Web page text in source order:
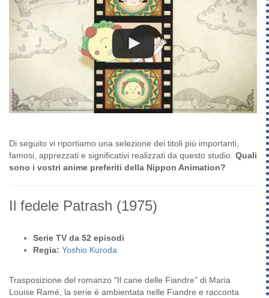
Di seguito vi riportiamo una selezione dei titoli più importanti,
famosi, apprezzati e significativi realizzati da questo studio. Quali
sono i vostri anime preferiti della Nippon Animation?
Il fedele Patrash (1975)
Serie TV da 52 episodi
Regia: Yoshio Kuroda
Trasposizione del romanzo "Il cane delle Fiandre" di Maria
Louise Ramé, la serie è ambientata nelle Fiandre e racconta